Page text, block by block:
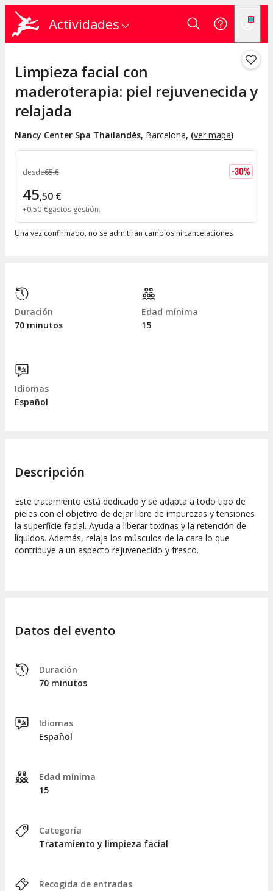
Actividades
Limpieza facial con
maderoterapia: piel rejuvenecida y
relajada
Nancy Center Spa Thailandés, Barcelona, (ver mapa)
desde65€ -30%
45,50 €
+0,50 €gastos gestión
Una vez confirmado, no se admitirán cambios ni cancelaciones
Duración
70 minutos
Edad mínima
15
Idiomas
Español
Descripción
Este tratamiento está dedicado y se adapta a todo tipo de
pieles con el objetivo de dejar libre de impurezas y tensiones
la superficie facial. Ayuda a liberar toxinas y la retención de
líquidos. Además, relaja los músculos de la cara lo que
contribuye a un aspecto rejuvenecido y fresco.
Datos del evento
Duración
70 minutos
Idiomas
Español
Edad mínima
15
Categoría
Tratamiento y limpieza facial
Recogida de entradas